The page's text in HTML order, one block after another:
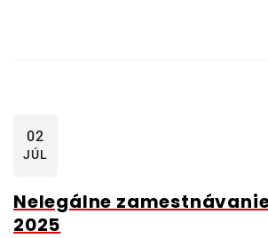
02
JÚL
Nelegálne
2025